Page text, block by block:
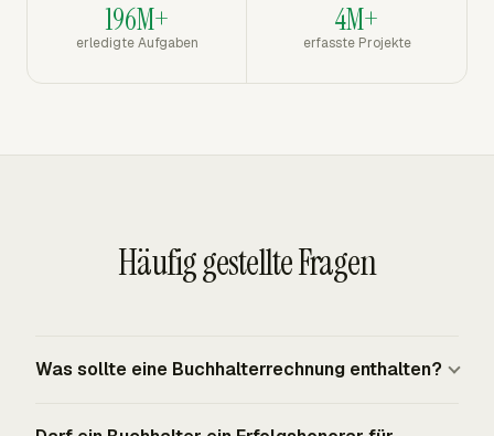
196M+
erledigte Aufgaben
4M+
erfasste Projekte
Häufig gestellte Fragen
Was sollte eine Buchhalterrechnung enthalten?